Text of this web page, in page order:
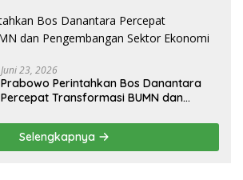
Juni 23, 2026
Prabowo Perintahkan Bos Danantara
Percepat Transformasi BUMN dan
Selengkapnya